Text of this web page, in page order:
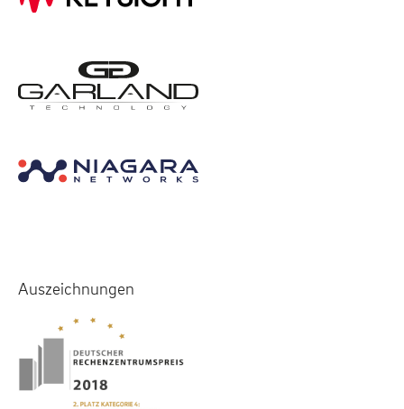
Auszeichnungen